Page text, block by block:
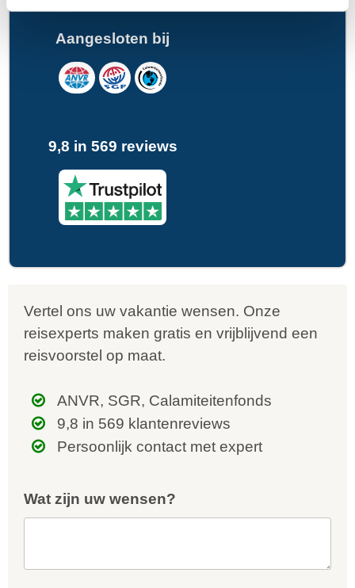
Aangesloten bij
9,8 in 569 reviews
Vertel ons uw vakantie wensen. Onze
reisexperts maken gratis en vrijblijvend een
reisvoorstel op maat.
ANVR, SGR, Calamiteitenfonds
9,8 in 569 klantenreviews
Persoonlijk contact met expert
Wat zijn uw wensen?